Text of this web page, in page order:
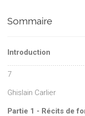
Sommaire
Introduction
7
Ghislain Carlier
Partie 1 - Récits de